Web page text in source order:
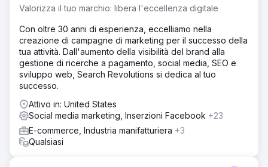
Soluzione
Abbiamo ricostruito il loro sito web, li abbiamo aggiunti al
nostro sistema POS, abbiamo migliorato il loro SEO/SEM e
abbiamo offerto loro un servizio completo di marketing
digitale con ampio coinvolgimento e supporto sui social
media. Sono nostri clienti da oltre sette anni.
Risultato
Si posizionano al di sopra di ogni altra attività nel loro
gruppo locale e prosperano. Abbiamo quadruplicato i
loro flussi di cassa. Sono ancora con noi sette anni dopo.
Valorizza il tuo marchio: libera l'eccellenza digitale
Con oltre 30 anni di esperienza, eccelliamo nella
creazione di campagne di marketing per il successo della
tua attività. Dall'aumento della visibilità del brand alla
gestione di ricerche a pagamento, social media, SEO e
sviluppo web, Search Revolutions si dedica al tuo
successo.
Attivo in: United States
Social media marketing, Inserzioni Facebook +23
E-commerce, Industria manifatturiera +3
Qualsiasi